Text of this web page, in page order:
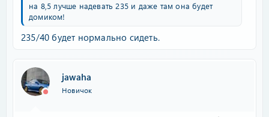
на 8,5 лучше надевать 235 и даже там она будет
домиком!
235/40 будет нормально сидеть.
jawaha
Новичок